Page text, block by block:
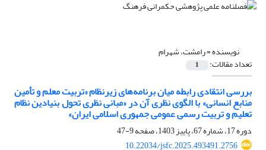
نویسنده =رامشت، شهرام
تعداد مقالات: 1
بررسی انتقادی رابطه میان برنامه‌های زیرنظام «تربیت معلم و تأمین
منابع انسانی» با الگوی نظری آن در «مبانی نظری تحول بنیادین نظام
تعلیم و تربیت رسمی عمومی جمهوری اسلامی ایران»
دوره 17، شماره 67، پاییز 1403، صفحه
9-47
10.22034/jsfc.2025.493491.2756